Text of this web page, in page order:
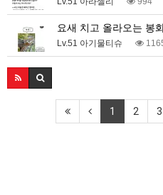
요새 치고 올라오는 봉
Lv.51 아기물티슈
1 2 3